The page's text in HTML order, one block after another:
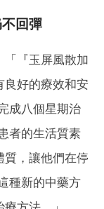
回彈
「『玉屏風散加
良好的療效和安
成八個星期治
者的生活質素
質，讓他們在停
種新的中藥方